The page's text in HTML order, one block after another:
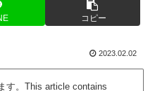
コピー
2023.02.02
す。This article contains